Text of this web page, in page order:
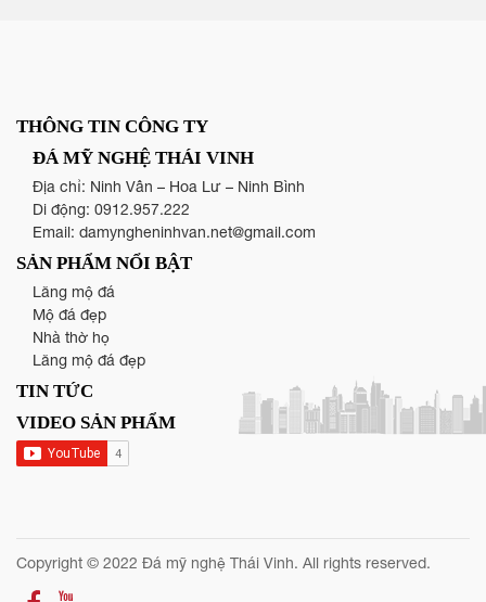
THÔNG TIN CÔNG TY
ĐÁ MỸ NGHỆ THÁI VINH
Địa chỉ: Ninh Vân – Hoa Lư – Ninh Bình
Di động: 0912.957.222
Email: damyngheninhvan.net@gmail.com
SẢN PHẨM NỔI BẬT
Lăng mộ đá
Mộ đá đẹp
Nhà thờ họ
Lăng mộ đá đẹp
TIN TỨC
VIDEO SẢN PHẨM
Copyright © 2022 Đá mỹ nghệ Thái Vinh. All rights reserved.